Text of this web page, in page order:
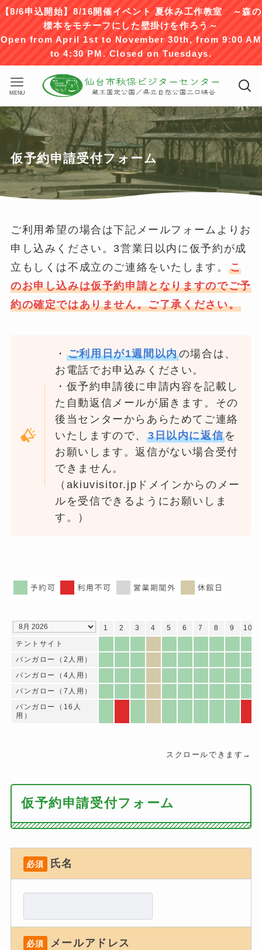
【8/6申込開始】8/16開催イベント 夏休み工作教室 ～森の
標本をモチーフにした壁掛けを作ろう～
Open from April 1st to November 30th, from 9:00 AM
to 4:30 PM. Closed on Tuesdays.
MENU
仮予約申請受付フォーム
ご利用希望の場合は下記メールフォームよりお
申し込みください。3営業日以内に仮予約が成
立もしくは不成立のご連絡をいたします。 こ
のお申し込みは仮予約申請となりますのでご予
約の確定ではありません。ご了承ください。
・ ご利用日が1週間以内の場合は、
お電話でお申込みください。
・仮予約申請後に申請内容を記載し
た自動返信メールが届きます。その
後当センターからあらためてご連絡
いたしますので、 3日以内に返信を
お願いします。返信がない場合受付
できません。
（akiuvisitor.jpドメインからのメー
ルを受信できるようにお願いしま
す。）
1 2 3 4 5 6 7 8 9 10
テントサイト
バンガロー（2人用）
バンガロー（4人用）
バンガロー（7人用）
バンガロー（16人
用）
スクロールできます→
仮予約申請受付フォーム
必須 氏名
必須 メールアドレス